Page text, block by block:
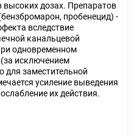
высоких дозах. Препаратов
пробенецид) -
вследствие
канальцевой
одновременном
исключением
для заместительной
усиление выведения
их действия.